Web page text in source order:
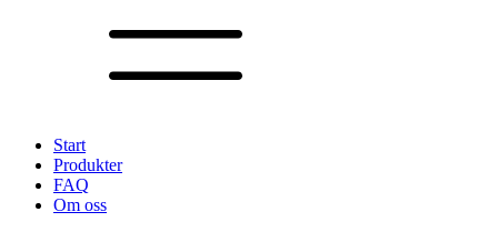
Start
Produkter
FAQ
Om oss